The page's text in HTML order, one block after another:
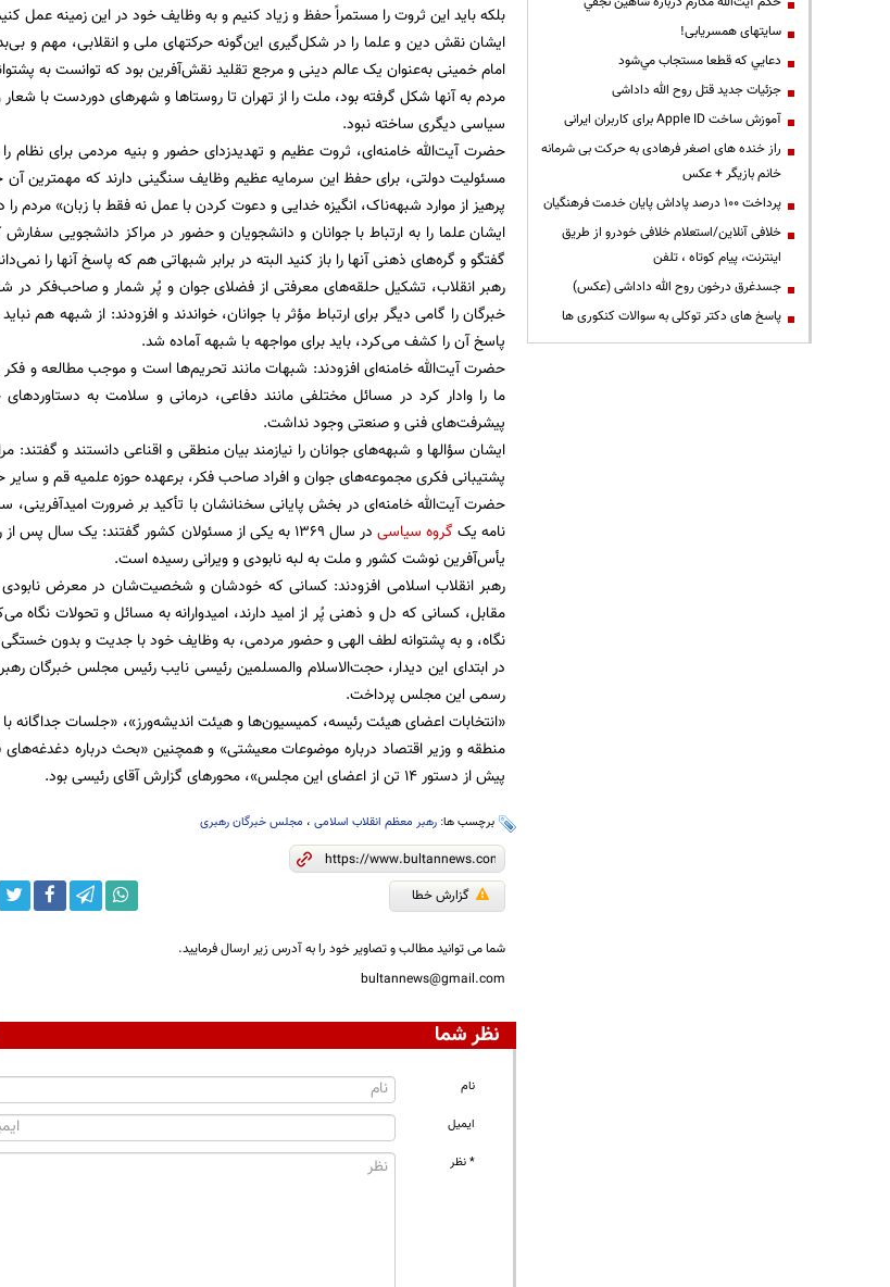
بلکه باید این ثروت را مستمراً حفظ و زیاد کنیم و به وظایف خود در این زمینه عمل
ایشان نقش دین و علما را در شکل‌گیری این‌گونه حرکتهای ملی و انقلابی، مهم و
امام خمینی به‌عنوان یک عالم دینی و مرجع تقلید نقش‌آفرین بود که توانست به
مردم به آنها شکل گرفته بود، ملت را از تهران تا روستاها و شهرهای دوردست با
سیاسی دیگری ساخته نبود.
حضرت آیت‌الله خامنه‌ای، ثروت عظیم و تهدیدزدای حضور و بنیه مردمی برای نظام
مسئولیت دولتی، برای حفظ این سرمایه عظیم وظایف سنگینی دارند که مهمترین
پرهیز از موارد شبهه‌ناک، انگیزه خدایی و دعوت کردن با عمل نه فقط با زبان» مردم
ایشان علما را به ارتباط با جوانان و دانشجویان و حضور در مراکز دانشجویی
گفتگو و گره‌های ذهنی آنها را باز کنید البته در برابر شبهاتی هم که پاسخ آنها را
رهبر انقلاب، تشکیل حلقه‌های معرفتی از فضلای جوان و پُر شمار و صاحب‌فکر
خبرگان را گامی دیگر برای ارتباط مؤثر با جوانان، خواندند و افزودند: از شبهه
پاسخ آن را کشف می‌کرد، باید برای مواجهه با شبهه آماده شد.
حضرت آیت‌الله خامنه‌ای افزودند: شبهات مانند تحریم‌ها است و موجب مطالعه و
ما را وادار کرد در مسائل مختلفی مانند دفاعی، درمانی و سلامت به
پیشرفت‌های فنی و صنعتی وجود نداشت.
ایشان سؤالها و شبهه‌های جوانان را نیازمند بیان منطقی و اقناعی دانستند و
پشتیبانی فکری مجموعه‌های جوان و افراد صاحب فکر، برعهده حوزه علمیه قم و
حضرت آیت‌الله خامنه‌ای در بخش پایانی سخنانشان با تأکید بر ضرورت
نامه یک گروه سیاسی
در سال ۱۳۶۹ به یکی از مسئولان کشور گفتند: یک سال
یأس‌آفرین نوشت کشور و ملت به لبه نابودی و ویرانی رسیده است.
رهبر انقلاب اسلامی افزودند: کسانی که خودشان و شخصیت‌شان در معرض نابودی و
مقابل، کسانی که دل و ذهنی پُر از امید دارند، امیدوارانه به مسائل و تحولات نگاه
نگاه، و به پشتوانه لطف الهی و حضور مردمی، به وظایف خود با جدیت و بدون
در ابتدای این دیدار، حجت‌الاسلام والمسلمین رئیسی نایب رئیس مجلس خبرگان
رسمی این مجلس پرداخت.
«انتخابات اعضای هیئت رئیسه، کمیسیون‌ها و هیئت اندیشه‌‌ورز»، «جلسات جداگانه
منطقه و وزیر اقتصاد درباره موضوعات معیشتی» و همچنین «بحث درباره
پیش از دستور ۱۴ تن از اعضای این مجلس»، محورهای گزارش آقای رئیسی بود.
برچسب ها: رهبر معظم انقلاب اسلامی، مجلس خبرگان رهبری
گزارش خطا
شما می توانید مطالب و تصاویر خود را به آدرس زیر ارسال فرمایید.
bultannews@gmail.com
نظر شما
نام
ایمیل
* نظر
سایتهای همسریابی!
دعايي كه قطعا مستجاب مي‌شود
جزئیات جدید قتل روح الله داداشی
آموزش ساخت Apple ID برای کاربران ایرانی
راز خنده های اصغر فرهادی به حرکت بی شرمانه
خانم بازیگر + عکس
پرداخت ۱۰۰ درصد پاداش پایان خدمت فرهنگیان
خلافی آنلاین/استعلام خلافی خودرو از طریق
اینترنت، پیام کوتاه ، تلفن
جسدغرق درخون روح الله داداشی (عکس)
پاسخ های دکتر توکلی به سوالات کنکوری ها